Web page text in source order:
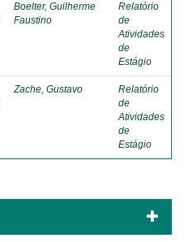
Boelter, Guilherme
Faustino
Relatório
de
Atividades
de
Estágio
Zache, Gustavo
Relatório
de
Atividades
de
Estágio